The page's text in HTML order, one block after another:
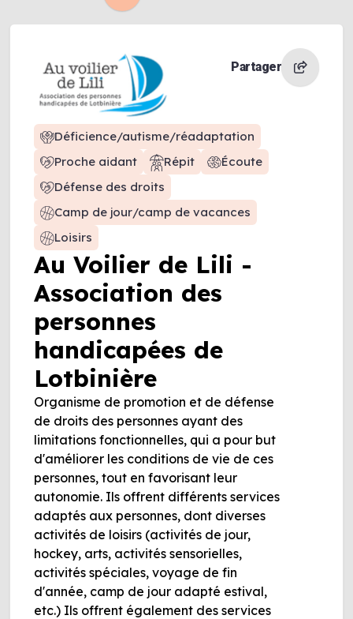
Au Voilier de Lili -
Association des
personnes
handicapées de
Lotbinière
Partager
Déficience/autisme/réadaptation
Proche aidant
Répit
Écoute
Défense des droits
Camp de jour/camp de vacances
Loisirs
Organisme de promotion et de défense
de droits des personnes ayant des
limitations fonctionnelles, qui a pour but
d'améliorer les conditions de vie de ces
personnes, tout en favorisant leur
autonomie. Ils offrent différents services
adaptés aux personnes, dont diverses
activités de loisirs (activités de jour,
hockey, arts, activités sensorielles,
activités spéciales, voyage de fin
d'année, camp de jour adapté estival,
etc.) Ils offrent également des services